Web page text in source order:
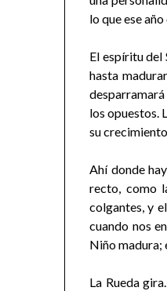
lo que ese
El espíritu del
hasta
los opuestos.
su
Ahí donde
recto, como
colgantes, y
cuando nos
Niño madura;
La Rueda